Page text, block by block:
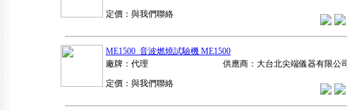
定價：與我們聯絡
ME1500 音波燃燒試驗機 ME1500
廠牌：代理
供應商：大台北尖端儀器有限公司
定價：與我們聯絡